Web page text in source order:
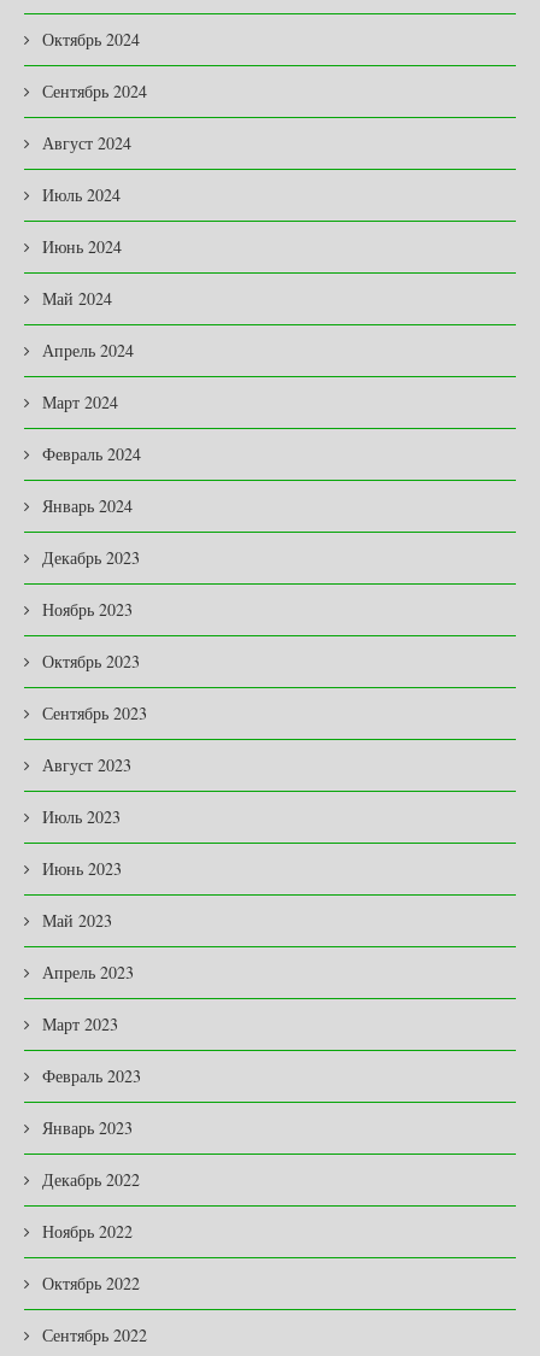
Октябрь 2024
Сентябрь 2024
Август 2024
Июль 2024
Июнь 2024
Май 2024
Апрель 2024
Март 2024
Февраль 2024
Январь 2024
Декабрь 2023
Ноябрь 2023
Октябрь 2023
Сентябрь 2023
Август 2023
Июль 2023
Июнь 2023
Май 2023
Апрель 2023
Март 2023
Февраль 2023
Январь 2023
Декабрь 2022
Ноябрь 2022
Октябрь 2022
Сентябрь 2022